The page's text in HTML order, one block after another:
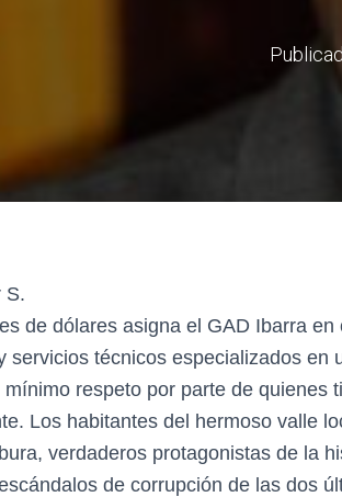
S.
de dólares asigna el GAD Ibarra
servicios técnicos especializados en
respeto por parte de quienes
Los habitantes del hermoso valle
verdaderos protagonistas de la
de corrupción de las dos